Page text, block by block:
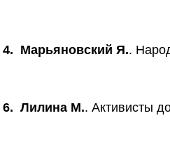
4. Марьяновский Я..
6. Лилина М.. Активисты